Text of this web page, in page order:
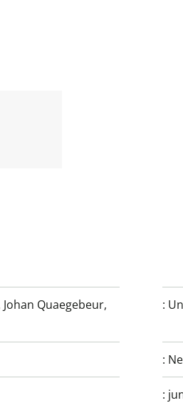
Johan Quaegebeur,
:
:
: